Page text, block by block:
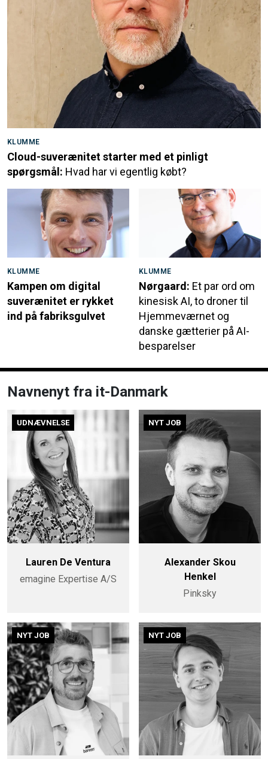
KLUMME
Cloud-suverænitet starter med et pinligt
spørgsmål: Hvad har vi egentlig købt?
KLUMME
Kampen om digital
suverænitet er rykket
ind på fabriksgulvet
KLUMME
Nørgaard: Et par ord om
kinesisk AI, to droner til
Hjemmeværnet og
danske gætterier på AI-
besparelser
Navnenyt fra it-Danmark
UDNÆVNELSE
Lauren De Ventura
emagine Expertise A/S
NYT JOB
Alexander Skou
Henkel
Pinksky
NYT JOB NYT JOB